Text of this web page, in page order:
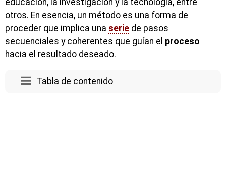
educación, la investigación y la tecnología, entre
otros. En esencia, un método es una forma de
proceder que implica una serie de pasos
secuenciales y coherentes que guían el proceso
hacia el resultado deseado.
Tabla de contenido